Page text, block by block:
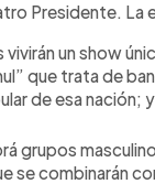
Presidente. La
un show
que trata de
de esa nación;
grupos
se combinarán